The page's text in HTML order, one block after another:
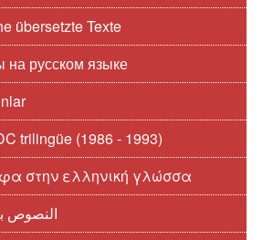
übersetzte Texte
на русском языке
trilingüe (1986 - 1993)
στην ελληνική γλώσσα
النصوص